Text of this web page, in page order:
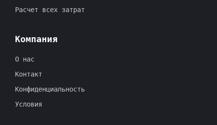
Расчет всех затрат
Компания
O нас
Контакт
Конфиденциальность
Условия